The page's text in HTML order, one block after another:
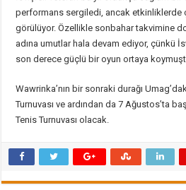
performans sergiledi, ancak etkinliklerde
görülüyor. Özellikle sonbahar takvimine
adına umutlar hala devam ediyor, çünkü
son derece güçlü bir oyun ortaya
Wawrinka’nın bir sonraki durağı
Turnuvası ve ardından da 7 Ağustos’ta
Tenis Turnuvası olacak.